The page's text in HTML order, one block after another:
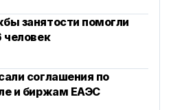
занятости помогли
человек
соглашения по
и биржам ЕАЭС